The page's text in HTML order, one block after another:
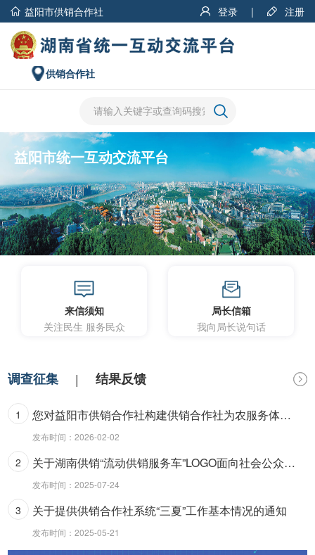
益阳市供销合作社 登录 | 注册
供销合作社
益阳市统一互动交流平台
来信须知
关注民生 服务民众
局长信箱
我向局长说句话
调查征集 | 结果反馈
1 您对益阳市供销合作社构建供销合作社为农服务体系的推进方面还有哪些地方需要改进？
发布时间：2026-02-02
2 关于湖南供销“流动供销服务车”LOGO面向社会公众征求意见的公告
发布时间：2025-07-24
3 关于提供供销合作社系统“三夏”工作基本情况的通知
发布时间：2025-05-21